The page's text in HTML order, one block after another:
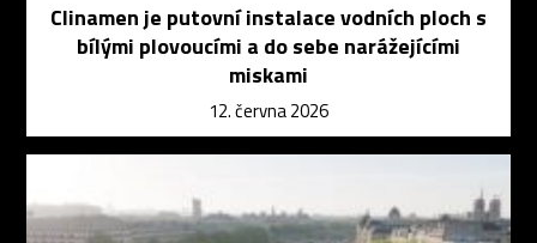
Clinamen je putovní instalace vodních ploch s
bílými plovoucími a do sebe narážejícími
miskami
12. června 2026